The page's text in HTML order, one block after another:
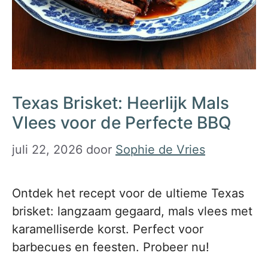
Texas Brisket: Heerlijk Mals
Vlees voor de Perfecte BBQ
juli 22, 2026 door Sophie de Vries
Ontdek het recept voor de ultieme Texas
brisket: langzaam gegaard, mals vlees met
karamelliserde korst. Perfect voor
barbecues en feesten. Probeer nu!